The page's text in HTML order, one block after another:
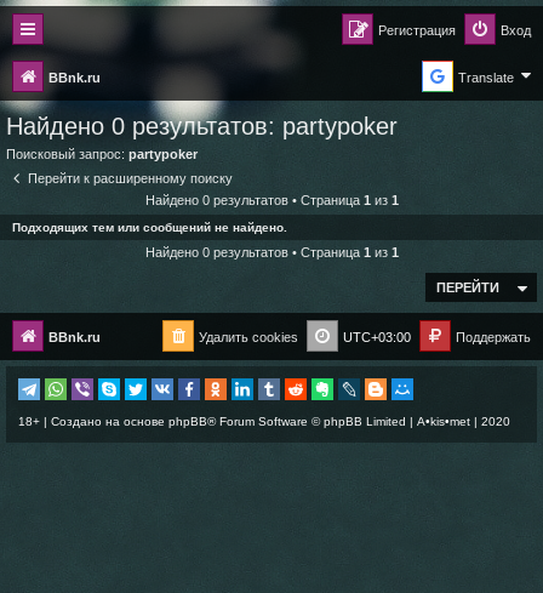
Вход
Регистрация
BBnk.ru Translate
Найдено 0 результатов: partypoker
Поисковый запрос: partypoker
Перейти к расширенному поиску
Найдено 0 результатов • Страница 1 из 1
Подходящих тем или сообщений не найдено.
Найдено 0 результатов • Страница 1 из 1
ПЕРЕЙТИ
BBnk.ru Поддержать
UTC+03:00
Удалить cookies
18+ | Создано на основе phpBB® Forum Software © phpBB Limited | A•kis•met | 2020